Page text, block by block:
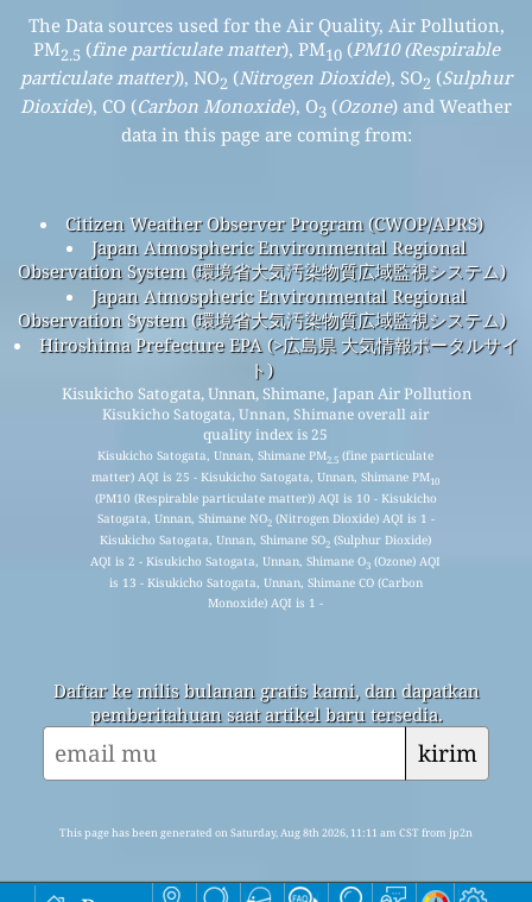
The Data sources used for the Air Quality, Air Pollution,
PM2.5 (fine particulate matter), PM10(PM10 (Respirable
particulate matter)), NO2 (Nitrogen Dioxide), SO2 (Sulphur
Dioxide), CO (Carbon Monoxide), O3 (Ozone) and Weather
data in this page are coming from:
Citizen Weather Observer Program (CWOP/APRS)
Japan Atmospheric Environmental Regional
Observation System (環境省大気汚染物質広域監視システム)
Japan Atmospheric Environmental Regional
Observation System (環境省大気汚染物質広域監視システム)
Hiroshima Prefecture EPA (>広島県 大気情報ポータルサイ
ト)
Kisukicho Satogata, Unnan, Shimane, Japan Air Pollution
Kisukicho Satogata, Unnan, Shimane overall air
quality index is 25
Kisukicho Satogata, Unnan, Shimane PM2.5 (fine particulate
matter) AQI is 25 - Kisukicho Satogata, Unnan, Shimane PM10
(PM10 (Respirable particulate matter)) AQI is 10 - Kisukicho
Satogata, Unnan, Shimane NO2(Nitrogen Dioxide) AQI is 1 -
Kisukicho Satogata, Unnan, Shimane SO2 (Sulphur Dioxide)
AQI is 2 - Kisukicho Satogata, Unnan, Shimane O3 (Ozone) AQI
is 13 - Kisukicho Satogata, Unnan, Shimane CO (Carbon
Monoxide) AQI is 1 -
Daftar ke milis bulanan gratis kami, dan dapatkan
pemberitahuan saat artikel baru tersedia.
kirim
This page has been generated on Saturday, Aug 8th 2026, 11:11 am CST from jp2n